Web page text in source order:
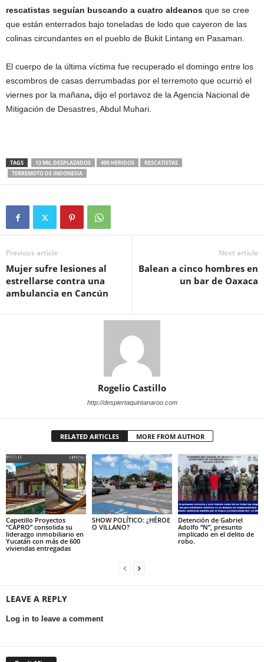
rescatistas seguían buscando a cuatro aldeanos que se cree
que están enterrados bajo toneladas de lodo que cayeron de las
colinas circundantes en el pueblo de Bukit Lintang en Pasaman.
El cuerpo de la última víctima fue recuperado el domingo entre los
escombros de casas derrumbadas por el terremoto que ocurrió el
viernes por la mañana, dijo el portavoz de la Agencia Nacional de
Mitigación de Desastres, Abdul Muhari.
TAGS 13 MIL DESPLAZADOS 400 HERIDOS
RESCATISTAS
TERREMOTO DE INDONESIA
Previous article
Mujer sufre lesiones al
estrellarse contra una
ambulancia en Cancún
Next article
Balean a cinco hombres en
un bar de Oaxaca
Rogelio Castillo
http://despiertaquintanaroo.com
RELATED ARTICLES MORE FROM AUTHOR
Capetillo Proyectos
“CAPRO” consolida su
liderazgo inmobiliario en
Yucatán con más de 600
viviendas entregadas
SHOW POLÍTICO: ¿HÉROE
O VILLANO?
Detención de Gabriel
Adolfo “N”, presunto
implicado en el delito de
robo.
LEAVE A REPLY
Log in to leave a comment